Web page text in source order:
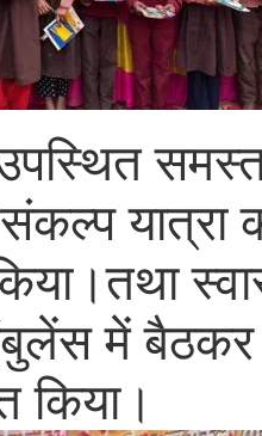
यात्रा
एंबुलेंस में
किया।